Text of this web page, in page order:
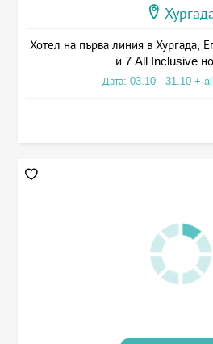
Хотел на първа линия в Хургада,
и 7 All Inclusive
Дата: 03.10 - 31.10 +